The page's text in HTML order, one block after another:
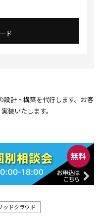
ド
計・構築を代行します。お客
装いたします。
ッドクラウド